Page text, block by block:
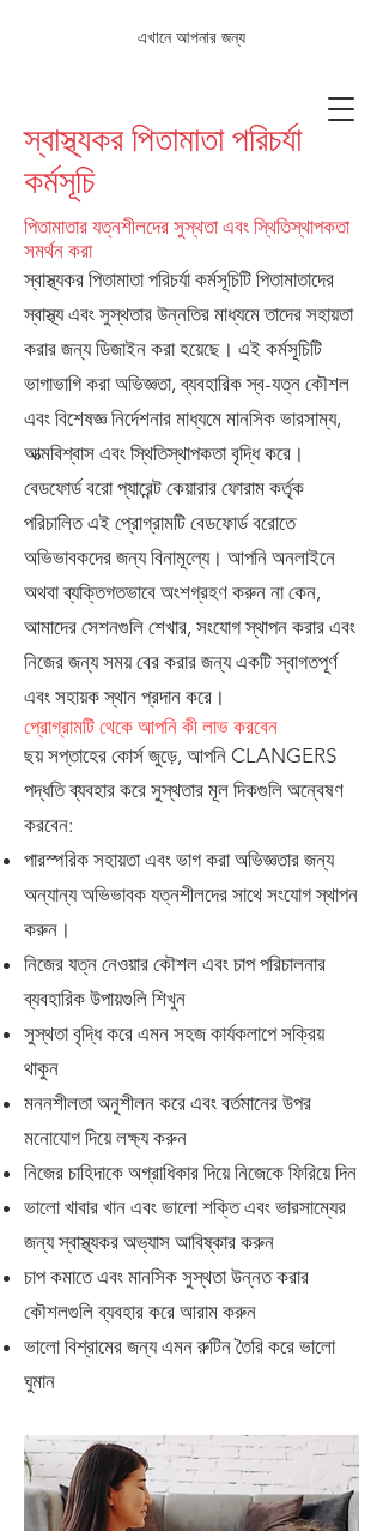
এখানে আপনার জন্য
স্বাস্থ্যকর পিতামাতা পরিচর্যা
কর্মসূচি
পিতামাতার যত্নশীলদের সুস্থতা এবং স্থিতিস্থাপকতা
সমর্থন করা
স্বাস্থ্যকর পিতামাতা পরিচর্যা কর্মসূচিটি পিতামাতাদের
স্বাস্থ্য এবং সুস্থতার উন্নতির মাধ্যমে তাদের সহায়তা
করার জন্য ডিজাইন করা হয়েছে। এই কর্মসূচিটি
ভাগাভাগি করা অভিজ্ঞতা, ব্যবহারিক স্ব-যত্ন কৌশল
এবং বিশেষজ্ঞ নির্দেশনার মাধ্যমে মানসিক ভারসাম্য,
আত্মবিশ্বাস এবং স্থিতিস্থাপকতা বৃদ্ধি করে।
বেডফোর্ড বরো প্যারেন্ট কেয়ারার ফোরাম কর্তৃক
পরিচালিত এই প্রোগ্রামটি বেডফোর্ড বরোতে
অভিভাবকদের জন্য বিনামূল্যে। আপনি অনলাইনে
অথবা ব্যক্তিগতভাবে অংশগ্রহণ করুন না কেন,
আমাদের সেশনগুলি শেখার, সংযোগ স্থাপন করার এবং
নিজের জন্য সময় বের করার জন্য একটি স্বাগতপূর্ণ
এবং সহায়ক স্থান প্রদান করে।
প্রোগ্রামটি থেকে আপনি কী লাভ করবেন
ছয় সপ্তাহের কোর্স জুড়ে, আপনি CLANGERS
পদ্ধতি ব্যবহার করে সুস্থতার মূল দিকগুলি অন্বেষণ
করবেন:
পারস্পরিক সহায়তা এবং ভাগ করা অভিজ্ঞতার জন্য
অন্যান্য অভিভাবক যত্নশীলদের সাথে সংযোগ স্থাপন
করুন।
নিজের যত্ন নেওয়ার কৌশল এবং চাপ পরিচালনার
ব্যবহারিক উপায়গুলি শিখুন
সুস্থতা বৃদ্ধি করে এমন সহজ কার্যকলাপে সক্রিয়
থাকুন
মননশীলতা অনুশীলন করে এবং বর্তমানের উপর
মনোযোগ দিয়ে লক্ষ্য করুন
নিজের চাহিদাকে অগ্রাধিকার দিয়ে নিজেকে ফিরিয়ে দিন
ভালো খাবার খান এবং ভালো শক্তি এবং ভারসাম্যের
জন্য স্বাস্থ্যকর অভ্যাস আবিষ্কার করুন
চাপ কমাতে এবং মানসিক সুস্থতা উন্নত করার
কৌশলগুলি ব্যবহার করে আরাম করুন
ভালো বিশ্রামের জন্য এমন রুটিন তৈরি করে ভালো
ঘুমান